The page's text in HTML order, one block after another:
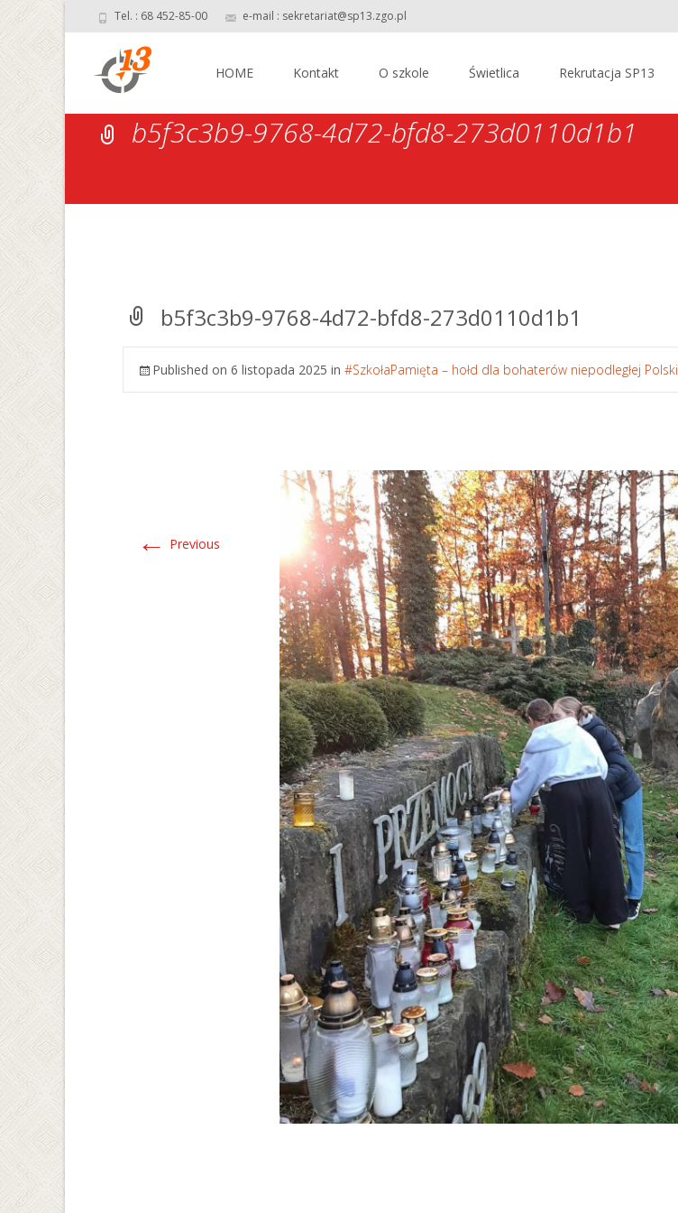
Tel. : 68 452-85-00 e-mail : sekretariat@sp13.zgo.pl
HOME Kontakt O szkole Świetlica Rekrutacja SP13
b5f3c3b9-9768-4d72-bfd8-273d0110d1b1
b5f3c3b9-9768-4d72-bfd8-273d0110d1b1
Published on 6 listopada 2025 in #SzkołaPamięta – hołd dla bohaterów niepodległej Polski
← Previous